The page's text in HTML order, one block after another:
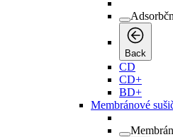
Back
CD
CD+
BD+
Membránové